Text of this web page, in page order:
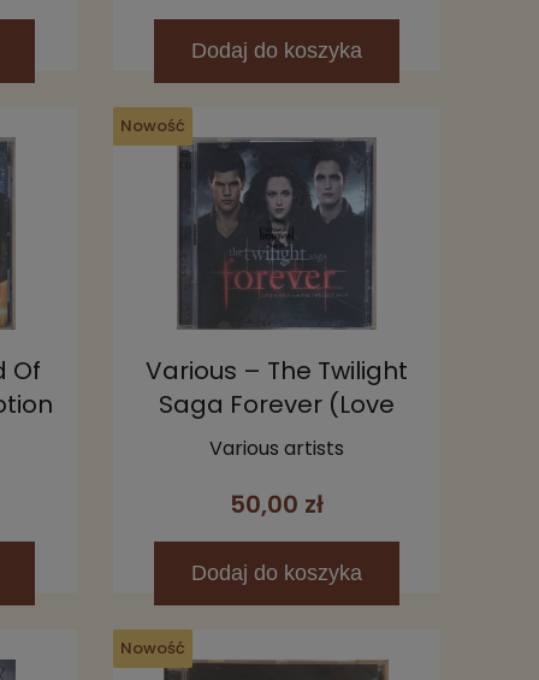
Dodaj do koszyka
Of
Nowość
Various – The Twilight
Saga Forever (Love
Songs From The
Various artists
50,00 zł
Dodaj do koszyka
Nowość